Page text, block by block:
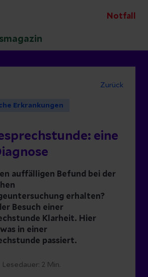
Notfall
Zurück
Erkrankungen
eine
auffälligen Befund bei der
erhalten?
Besuch einer
Klarheit. Hier
in einer
passiert.
Lesedauer: 2 Min.